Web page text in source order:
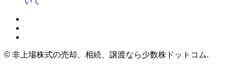
© 非上場株式の売却、相続、譲渡なら少数株ドットコム.